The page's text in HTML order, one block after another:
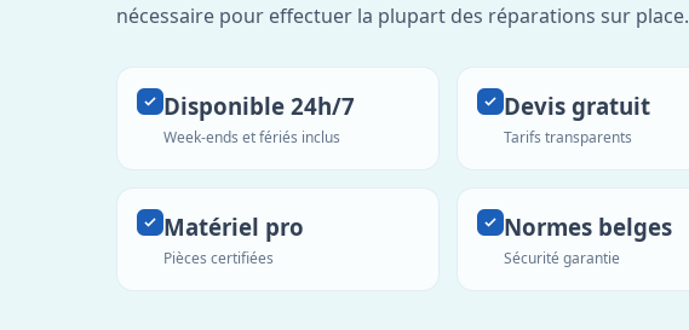
nécessaire pour effectuer la plupart des réparations sur place.
Disponible 24h/7
Week-ends et fériés inclus
Devis gratuit
Tarifs transparents
Matériel pro
Pièces certifiées
Normes belges
Sécurité garantie